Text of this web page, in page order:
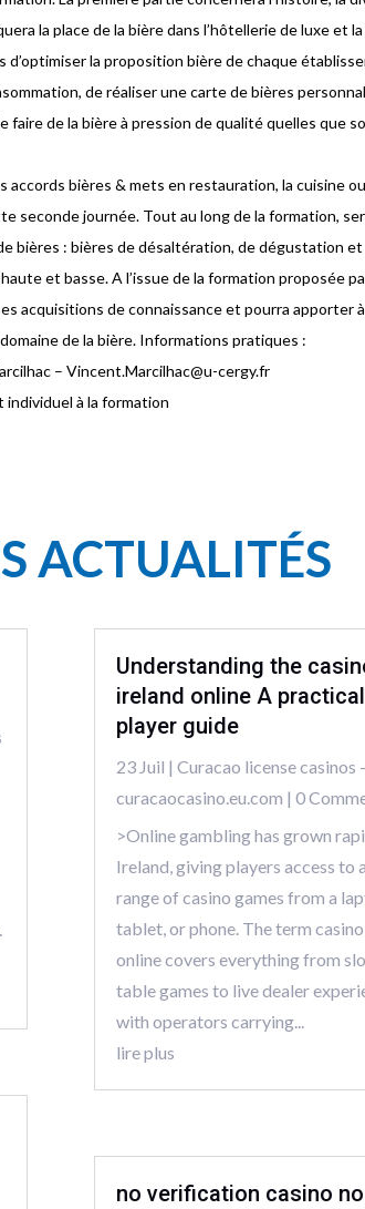
la place de la bière dans l’hôtellerie de luxe et la
d’optimiser la proposition bière de chaque
de réaliser une carte de bières
de la bière à pression de qualité quelles que
accords bières & mets en restauration, la cuisine
seconde journée. Tout au long de la formation,
bières : bières de désaltération, de dégustation
et basse. A l’issue de la formation proposée par
acquisitions de connaissance et pourra apporter
de la bière. Informations pratiques :
– Vincent.Marcilhac@u-cergy.fr
individuel à la formation
ACTUALITÉS
Understanding the
ireland online A practical
player guide
23 Juil | Curacao license casinos -
curacaocasino.eu.com | 0
>Online gambling has grown
Ireland, giving players access to
range of casino games from a
tablet, or phone. The term
online covers everything from
table games to live dealer
with operators carrying...
lire plus
no verification casino no